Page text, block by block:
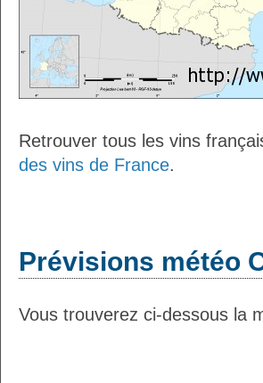
Retrouver tous les vins
des vins de France.
Prévisions météo
Vous trouverez ci-dessous la